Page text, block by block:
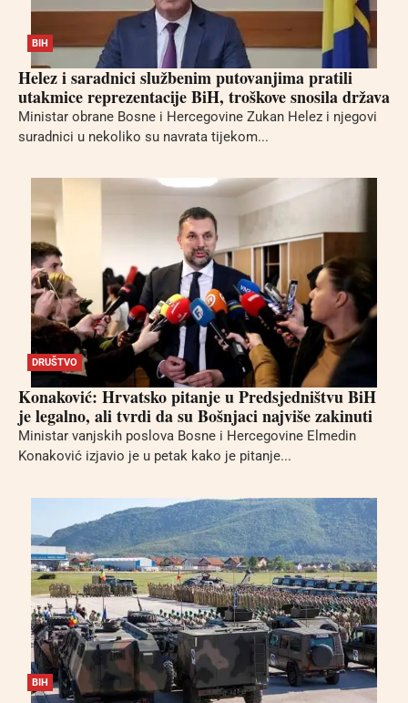
BIH
Helez i saradnici službenim putovanjima pratili
utakmice reprezentacije BiH, troškove snosila država
Ministar obrane Bosne i Hercegovine Zukan Helez i njegovi
suradnici u nekoliko su navrata tijekom...
DRUŠTVO
Konaković: Hrvatsko pitanje u Predsjedništvu BiH
je legalno, ali tvrdi da su Bošnjaci najviše zakinuti
Ministar vanjskih poslova Bosne i Hercegovine Elmedin
Konaković izjavio je u petak kako je pitanje...
BIH